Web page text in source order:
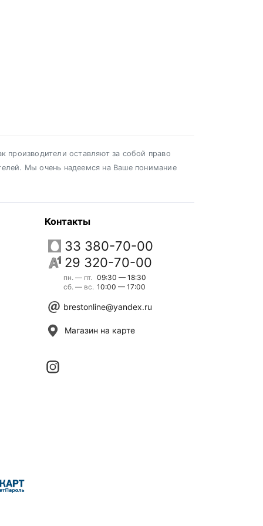
производители оставляют за собой право
Мы очень надеемся на Ваше понимание
Контакты
33 380-70-00
29 320-70-00
пн. — пт.
сб. — вс.
09:30 — 18:30
10:00 — 17:00
brestonline@yandex.ru
Магазин на карте